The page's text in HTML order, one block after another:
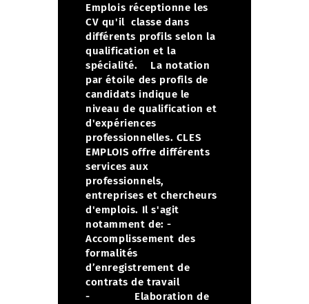
Emplois réceptionne les
CV qu'il classe dans
différents profils selon la
qualification et la
spécialité.
La notation
par étoile des profils de
candidats indique le
niveau de qualification et
d'expériences
professionnelles. CLES
EMPLOIS offre différents
services aux
professionnels,
entreprises et chercheurs
d'emplois. Il s'agit
notamment de: -
Accomplissement des
formalités
d’enregistrement de
contrats de travail
- Elaboration de